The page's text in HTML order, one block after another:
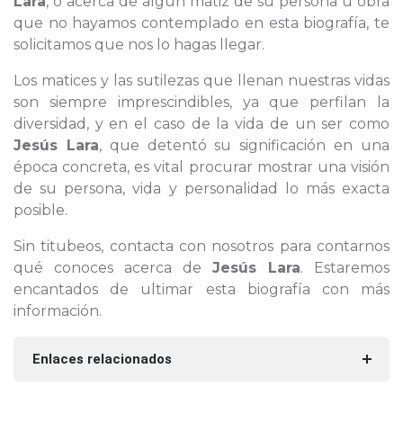
que no hayamos contemplado en esta biografía, te
solicitamos que nos lo hagas llegar.
Los matices y las sutilezas que llenan nuestras vidas
son siempre imprescindibles, ya que perfilan la
diversidad, y en el caso de la vida de un ser como
Jesús Lara, que detentó su significación en una
época concreta, es vital procurar mostrar una visión
de su persona, vida y personalidad lo más exacta
posible.
Sin titubeos, contacta con nosotros para contarnos
qué conoces acerca de Jesús Lara. Estaremos
encantados de ultimar esta biografía con más
información.
Enlaces relacionados